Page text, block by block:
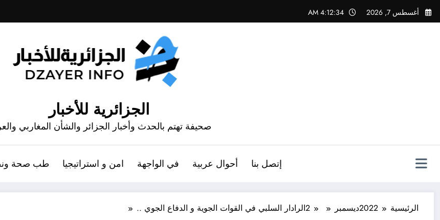
التجاوز
إلى
أغسطس 7, 2026 4:12:35 AM
الجزائرية للأخبار
صحيفة تهتم بالحدث وأخبار الجزائر والشأن المغاربي
إتصل بنا أحوال عربية في الواجهة امن و استراتيجيا طب صحة
الرئيسية 2022ديسمبر 2الرادار السلبي في القوات الجوية و الدفاع الجوي ..